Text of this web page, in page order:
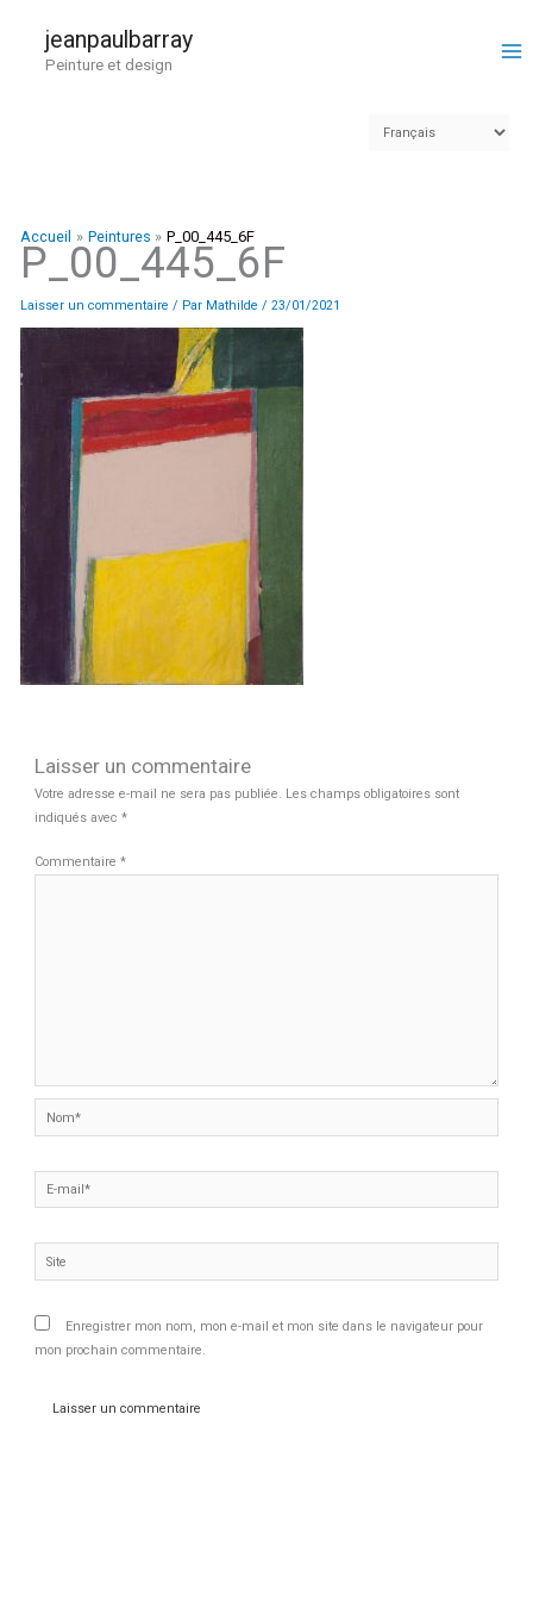
contenu
jeanpaulbarray
Peinture et design
Accueil Peintures P_00_445_6F
P_00_445_6F
Laisser un commentaire / Par Mathilde / 23/01/2021
Laisser un commentaire
Votre adresse e-mail ne sera pas publiée. Les champs obligatoires sont
indiqués avec*
Commentaire*
mail*
Enregistrer mon nom, mon e-mail et mon site dans le navigateur pour
mon prochain commentaire.